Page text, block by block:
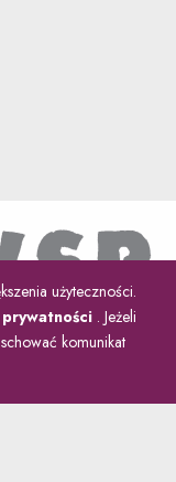
użyteczności.
. Jeżeli
komunikat